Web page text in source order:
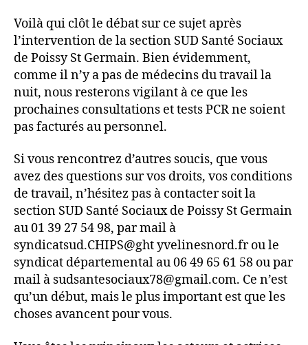
Voilà qui clôt le débat sur ce sujet après
l’intervention de la section SUD Santé Sociaux
de Poissy St Germain. Bien évidemment,
comme il n’y a pas de médecins du travail la
nuit, nous resterons vigilant à ce que les
prochaines consultations et tests PCR ne soient
pas facturés au personnel.
Si vous rencontrez d’autres soucis, que vous
avez des questions sur vos droits, vos conditions
de travail, n’hésitez pas à contacter soit la
section SUD Santé Sociaux de Poissy St Germain
au 01 39 27 54 98, par mail à
syndicatsud.CHIPS@ght yvelinesnord.fr ou le
syndicat départemental au 06 49 65 61 58 ou par
mail à sudsantesociaux78@gmail.com. Ce n’est
qu’un début, mais le plus important est que les
choses avancent pour vous.